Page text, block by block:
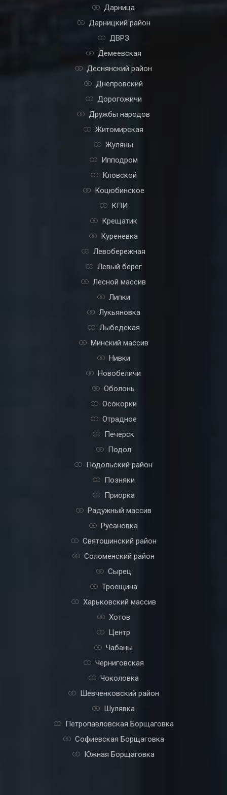
Голосеево
Голосеевский район
Дарница
Дарницкий район
ДВРЗ
Демеевская
Деснянский район
Днепровский
Дорогожичи
Дружбы народов
Житомирская
Жуляны
Ипподром
Кловской
Коцюбинское
КПИ
Крещатик
Куреневка
Левобережная
Левый берег
Лесной массив
Липки
Лукьяновка
Лыбедская
Минский массив
Нивки
Новобеличи
Оболонь
Осокорки
Отрадное
Печерск
Подол
Подольский район
Позняки
Приорка
Радужный массив
Русановка
Святошинский район
Соломенский район
Сырец
Троещина
Харьковский массив
Хотов
Центр
Чабаны
Черниговская
Чоколовка
Шевченковский район
Шулявка
Петропавловская Борщаговка